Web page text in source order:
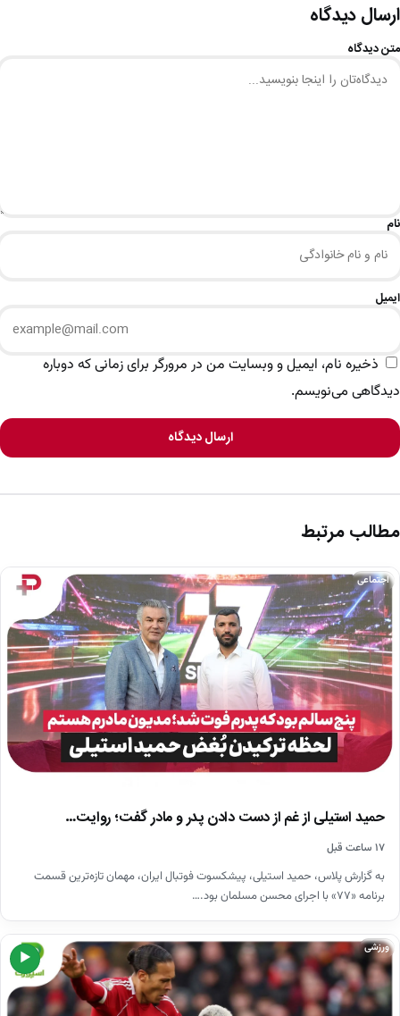
ارسال دیدگاه
متن دیدگاه
نام
ایمیل
ذخیره نام، ایمیل و وبسایت من در مرورگر برای زمانی که دوباره
دیدگاهی می‌نویسم.
ارسال دیدگاه
مطالب مرتبط
اجتماعی
حمید استیلی از غم از دست دادن پدر و مادر گفت؛ روایت…
۱۷ ساعت قبل
به گزارش پلاس، حمید استیلی، پیشکسوت فوتبال ایران، مهمان تازه‌ترین قسمت
برنامه «۷۷» با اجرای محسن مسلمان بود.…
▶
ورزشی